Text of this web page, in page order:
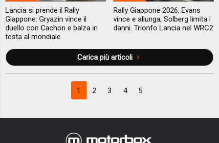
Lancia si prende il Rally
Giappone: Gryazin vince il
duello con Cachon e balza in
testa al mondiale
Rally Giappone 2026: Evans
vince e allunga, Solberg limita i
danni. Trionfo Lancia nel WRC2
Carica più articoli
1 2 3 4 5